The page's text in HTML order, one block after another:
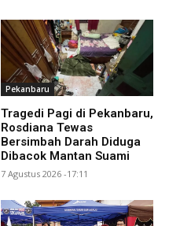
Pekanbaru
Tragedi Pagi di Pekanbaru,
Rosdiana Tewas
Bersimbah Darah Diduga
Dibacok Mantan Suami
7 Agustus 2026 -17:11